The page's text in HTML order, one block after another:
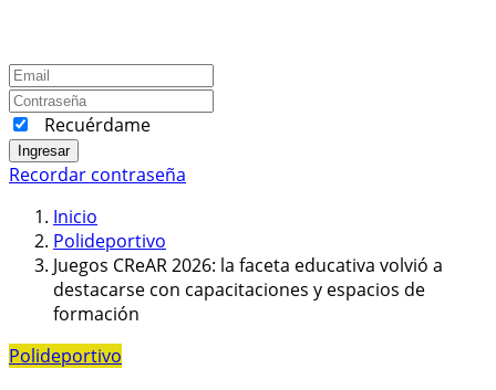
Recuérdame
Ingresar
Recordar contraseña
Inicio
Polideportivo
Juegos CReAR 2026: la faceta educativa volvió a
destacarse con capacitaciones y espacios de
formación
Polideportivo